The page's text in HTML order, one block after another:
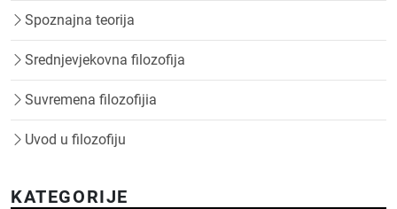
Spoznajna teorija
Srednjevjekovna filozofija
Suvremena filozofijia
Uvod u filozofiju
KATEGORIJE